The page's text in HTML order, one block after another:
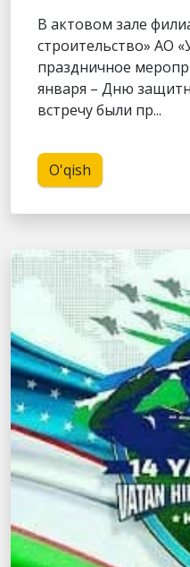
В актовом зале
строительство» АО
праздничное
января – Дню
встречу были пр...
O'qish